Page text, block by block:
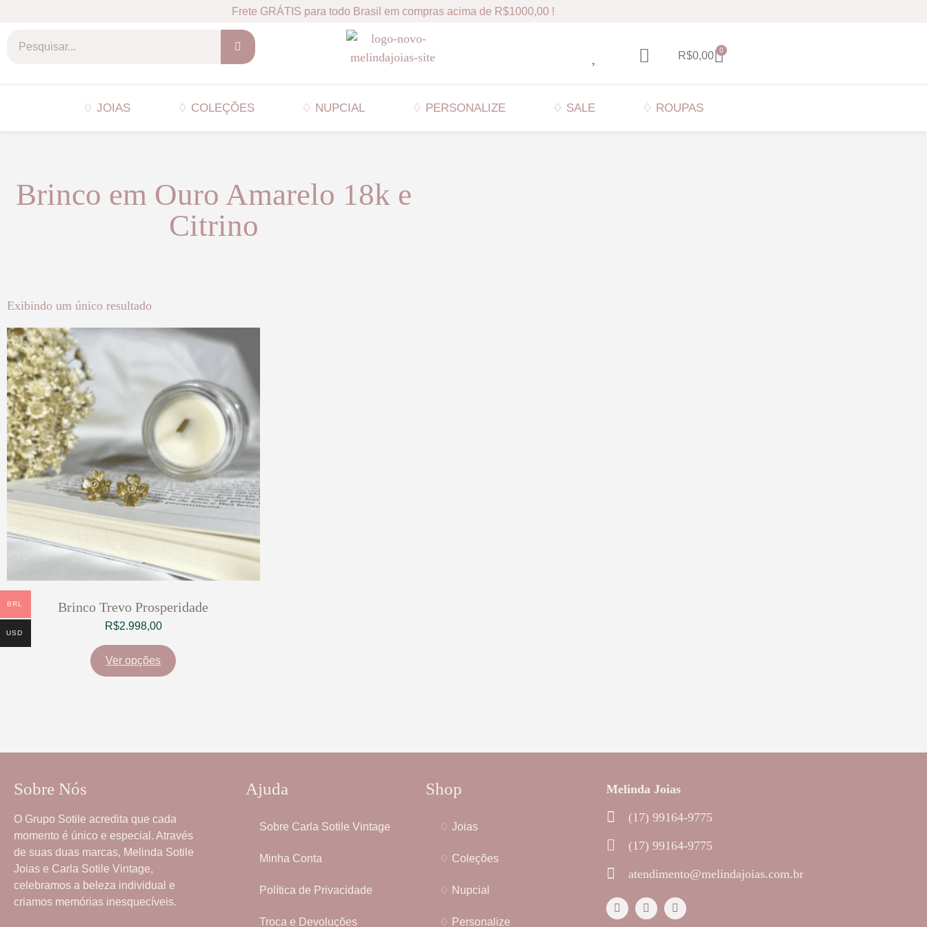
Frete GRÁTIS para todo Brasil em compras acima de R$1000,00 !
R$0,00 0
♢ JOIAS ♢ COLEÇÕES ♢ NUPCIAL ♢ PERSONALIZE ♢ SALE ♢ ROUPAS
Brinco em Ouro Amarelo 18k e
Citrino
Exibindo um único resultado
Brinco Trevo Prosperidade
R$2.998,00
Ver opções
Sobre Nós
O Grupo Sotile acredita que cada
momento é único e especial. Através
de suas duas marcas, Melinda Sotile
Joias e Carla Sotile Vintage,
celebramos a beleza individual e
criamos memórias inesquecíveis.
Ajuda
Sobre Carla Sotile Vintage
Minha Conta
Política de Privacidade
Troca e Devoluções
Shop
♢ Joias
♢ Coleções
♢ Nupcial
♢ Personalize
Melinda Joias
(17) 99164-9775
(17) 99164-9775
atendimento@melindajoias.com.br
BRL
USD